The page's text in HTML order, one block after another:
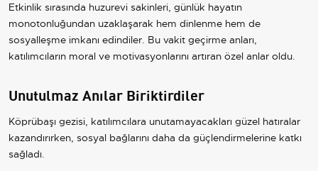
Etkinlik sırasında huzurevi sakinleri, günlük hayatın
monotonluğundan uzaklaşarak hem dinlenme hem de
sosyalleşme imkanı edindiler. Bu vakit geçirme anları,
katılımcıların moral ve motivasyonlarını artıran özel anlar oldu.
Unutulmaz Anılar Biriktirdiler
Köprübaşı gezisi, katılımcılara unutamayacakları güzel hatıralar
kazandırırken, sosyal bağlarını daha da güçlendirmelerine katkı
sağladı.